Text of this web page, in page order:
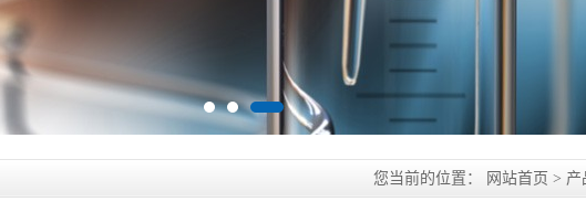
您当前的位置： 网站首页 > 产